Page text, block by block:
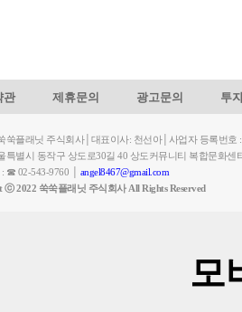
관 제휴문의 광고문의 투
쑥플래닛 주식회사│대표이사: 천선아│사업자 등록번호
특별시 동작구 상도로30길 40 상도커뮤니티 복합문화
☎ 02-543-9760 │ angel8467@gmail.com
ⓒ 2022 쑥쑥플래닛 주식회사 All Rights Reserved
모